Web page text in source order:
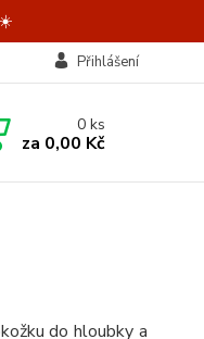
Přihlášení
0ks
za 0,00 Kč
do hloubky a